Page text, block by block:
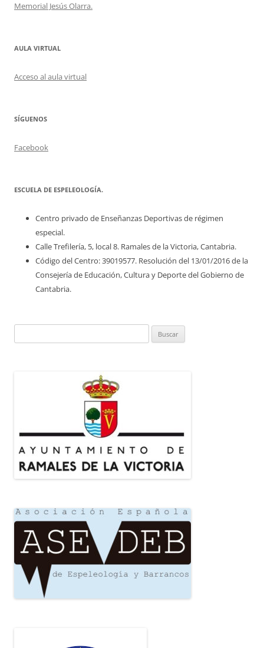
Memorial Jesús Olarra.
AULA VIRTUAL
Acceso al aula virtual
SÍGUENOS
Facebook
ESCUELA DE ESPELEOLOGÍA.
Centro privado de Enseñanzas Deportivas de régimen
especial.
Calle Trefilería, 5, local 8. Ramales de la Victoria, Cantabria.
Código del Centro: 39019577. Resolución del 13/01/2016 de la
Consejería de Educación, Cultura y Deporte del Gobierno de
Cantabria.